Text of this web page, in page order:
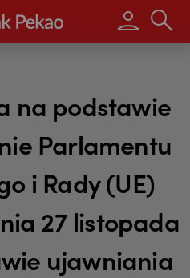
Wpisz
na podstawie
Parlamentu
i Rady (UE)
27 listopada
ujawniania